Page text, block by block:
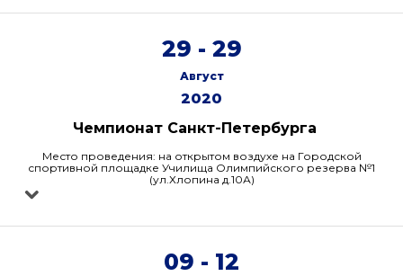
29 - 29
Август
2020
Чемпионат Санкт-Петербурга
Место проведения: на открытом воздухе на Городской
спортивной площадке Училища Олимпийского резерва №1
(ул.Хлопина д.10А)
09 - 12